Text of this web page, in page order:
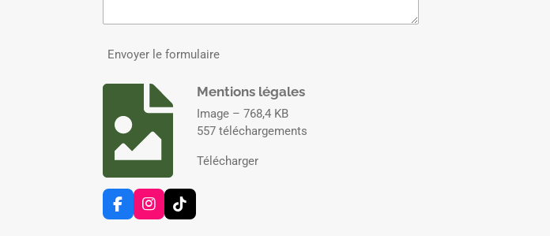
Envoyer le formulaire
Mentions légales
Image – 768,4 KB
557 téléchargements
Télécharger
F
a
I
n
T
i